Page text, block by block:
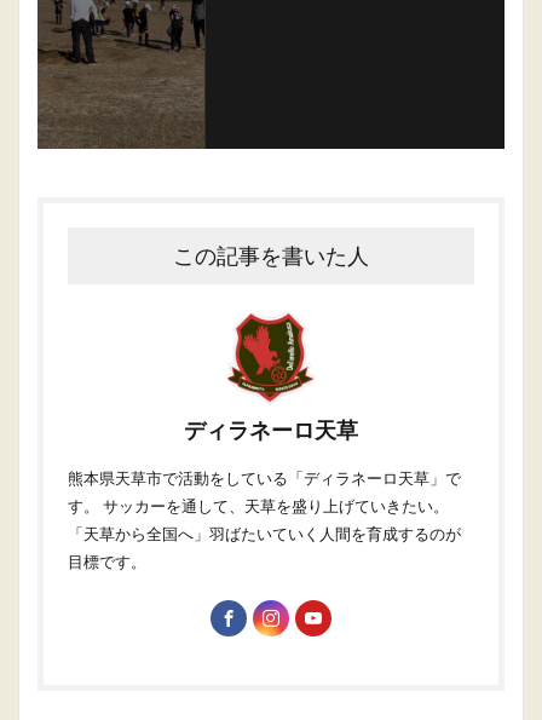
この記事を書いた人
ディラネーロ天草
熊本県天草市で活動をしている「ディラネーロ天草」で
す。 サッカーを通して、天草を盛り上げていきたい。
「天草から全国へ」羽ばたいていく人間を育成するのが
目標です。